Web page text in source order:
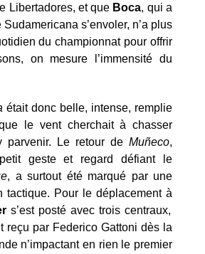
Libertadores, et que Boca, qui a
s’envoler, n’a plus
du championnat pour offrir
on mesure l’immensité du
était donc belle, intense, remplie
le vent cherchait à chasser
parvenir. Le retour de Muñeco,
geste et regard défiant le
, a surtout été marqué par une
tactique. Pour le déplacement à
s’est posté avec trois centraux,
reçu par Federico Gattoni dès la
n’impactant en rien le premier